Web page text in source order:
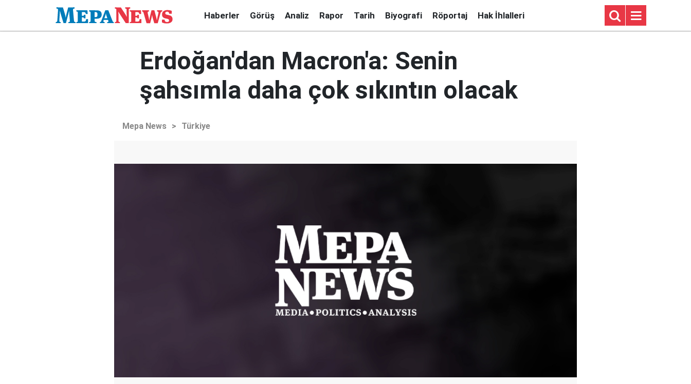
Haberler Görüş Analiz Rapor Tarih Biyografi Röportaj Hak İhlalleri
Erdoğan'dan Macron'a: Senin
şahsımla daha çok sıkıntın olacak
Mepa News > Türkiye